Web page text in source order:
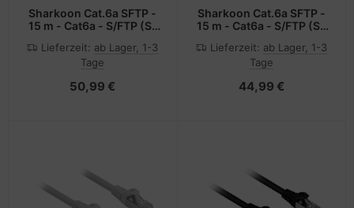
Sharkoon Cat.6a SFTP -
15 m - Cat6a - S/FTP (S-
Lieferzeit: ab Lager, 1-3
Tage
50,99 €
Sharkoon Cat.6a SFTP -
15 m - Cat6a - S/FTP (S-
Lieferzeit: ab Lager, 1-3
Tage
44,99 €